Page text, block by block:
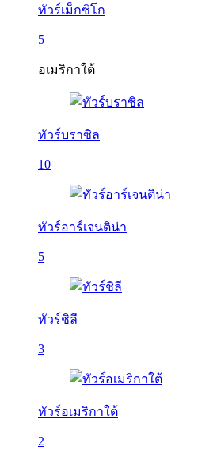
ทัวร์เม็กซิโก
5
อเมริกาใต้
ทัวร์บราซิล
10
ทัวร์อาร์เจนติน่า
5
ทัวร์ชิลี
3
ทัวร์อเมริกาใต้
2